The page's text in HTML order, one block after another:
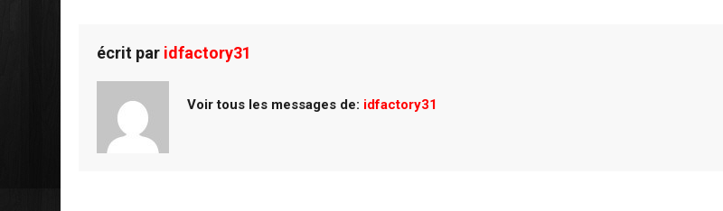
o
k
écrit par idfactory31
Voir tous les messages de: idfactory31